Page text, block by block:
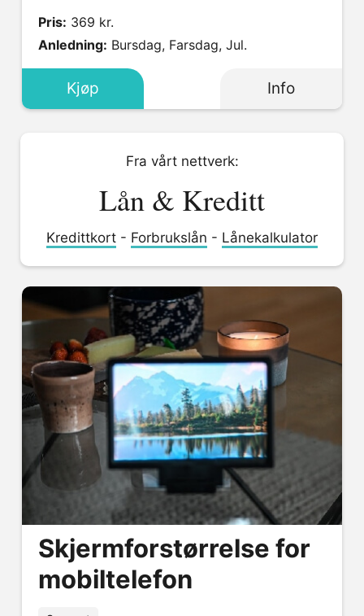
Pris: 369 kr.
Anledning: Bursdag, Farsdag, Jul.
Info
Kjøp
Fra vårt nettverk:
Lån & Kreditt
Kredittkort - Forbrukslån - Lånekalkulator
Skjermforstørrelse for
mobiltelefon